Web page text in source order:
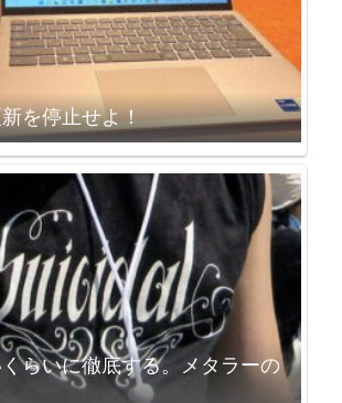
を停止せよ！
らいに徹底する。メタラーの